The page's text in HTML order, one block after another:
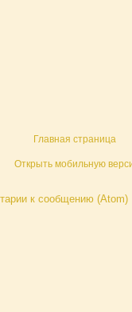
Главная страница
Открыть мобильную
к сообщению (Atom)